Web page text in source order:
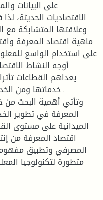
على البيانات
الاقتصاديات الحديثة،
وعلاقتها المتشابكة
ماهية اقتصاد المعرفة
على استخدام الواسع
أوجه النشاط
يعداهم القطاعات
خدماتها ومن
وتأتي أهمية البحث من
المعرفة في تطوير
الميدانية على مستوى
اقتصاد المعرفة من
المصرفي وتطبيق مفهوم
متطورة لتكنولوجيا